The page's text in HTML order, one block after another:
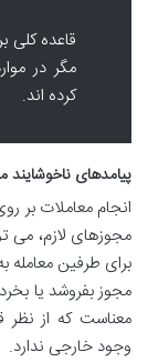
قاعده کلی
مگر در
کرده اند.
پیامدهای ناخوشایند
انجام معاملات بر
مجوزهای لازم، می
برای طرفین
مجوز بفروشد یا
معناست که از نظر
وجود خارجی ندارد.